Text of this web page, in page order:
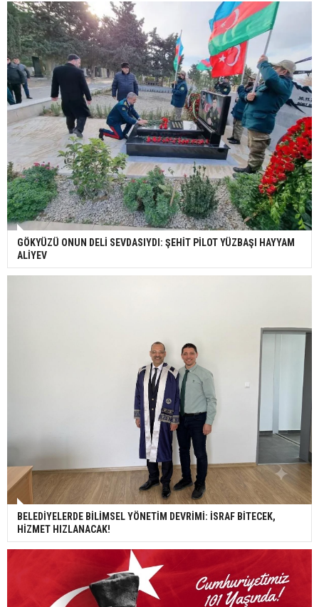
GÖKYÜZÜ ONUN DELİ SEVDASIYDI: ŞEHİT PİLOT YÜZBAŞI HAYYAM
ALİYEV
BELEDİYELERDE BİLİMSEL YÖNETİM DEVRİMİ: İSRAF BİTECEK,
HİZMET HIZLANACAK!